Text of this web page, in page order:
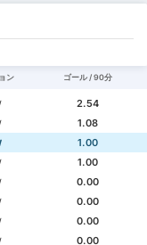
ン ゴール / 90分
2.54
1.08
1.00
1.00
0.00
0.00
0.00
0.00